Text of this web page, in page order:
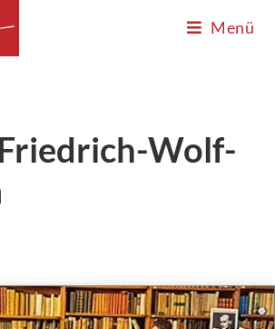
Menü
Wolf-